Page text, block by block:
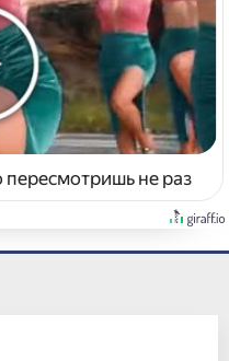
пересмотришь не раз